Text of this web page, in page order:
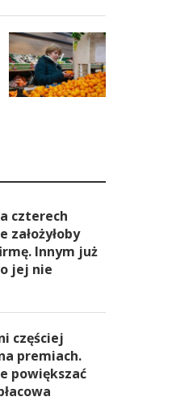
czterech
założyłoby
Innym już
jej nie
częściej
premiach.
powiększać